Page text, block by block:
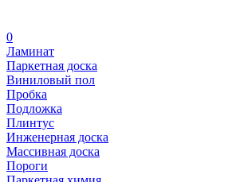
0
Ламинат
Паркетная доска
Виниловый пол
Пробка
Подложка
Плинтус
Инженерная доска
Массивная доска
Пороги